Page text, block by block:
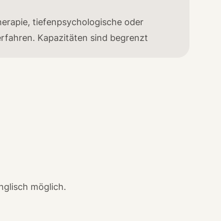
tiefenpsychologische oder
Kapazitäten sind begrenzt
möglich.